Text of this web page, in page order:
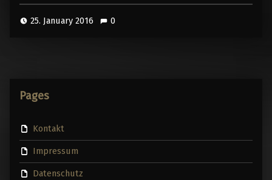
25. January 2016 0
Pages
Kontakt
Impressum
Datenschutz